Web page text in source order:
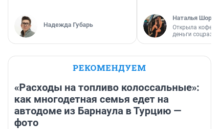
Надежда Губарь
Наталья
Открыла
деньги
РЕКОМЕНДУЕМ
«Расходы на топливо колоссальные»:
как многодетная семья едет на
автодоме из Барнаула в Турцию —
фото